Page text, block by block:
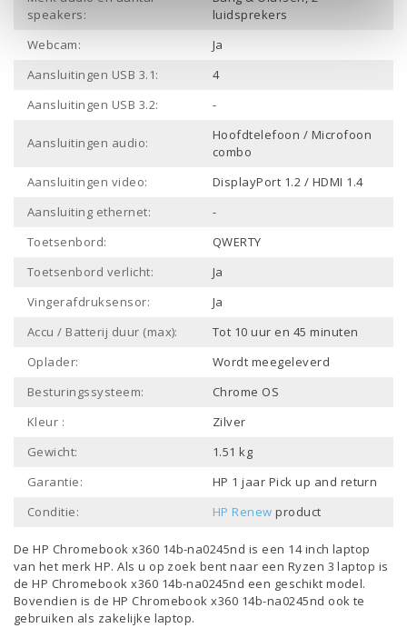
speakers:
luidsprekers
Webcam:
Ja
Aansluitingen USB 3.1:
4
Aansluitingen USB 3.2:
-
Aansluitingen audio:
Hoofdtelefoon / Microfoon
combo
Aansluitingen video:
DisplayPort 1.2 / HDMI 1.4
Aansluiting ethernet:
-
Toetsenbord:
QWERTY
Toetsenbord verlicht:
Ja
Vingerafdruksensor:
Ja
Accu / Batterij duur (max):
Tot 10 uur en 45 minuten
Oplader:
Wordt meegeleverd
Besturingssysteem:
Chrome OS
Kleur :
Zilver
Gewicht:
1.51 kg
Garantie:
HP 1 jaar Pick up and return
Conditie:
HP Renew product
De HP Chromebook x360 14b-na0245nd is een 14 inch laptop
van het merkHP. Als u op zoek bent naar een Ryzen 3 laptop is
de HP Chromebook x360 14b-na0245nd een geschikt model.
Bovendien is de HP Chromebook x360 14b-na0245nd ook te
gebruiken als zakelijke laptop.